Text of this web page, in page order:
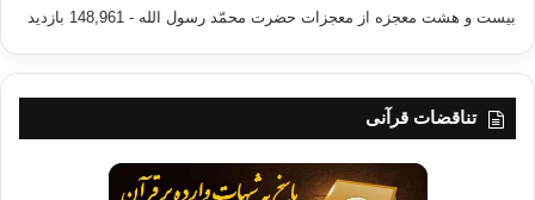
در جایی دیگر می فرماید وَمَا جَعَلَ عَلَیکُم فِی الدِّینِ مِن حَرَج
نگذاشته است. حج/78 وهمچنین می فرمایدیَرِیدُاللهُ أن یُخَفِّفَ عَنکُم
وَخُلِقَ الإنسَانُ ضَعِیفَاً.
ترجمه:خداوند میخواهدکار را برشماآسان کند وانسان ضعیف آفریده
شده است. نساء/28.
بیست و هشت معجزه از معجزات حضرت محمّد رسول الله - 148,961 بازدید
تناقضات قرآنی